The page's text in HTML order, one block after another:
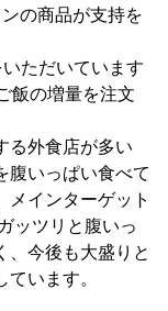
の商品が支持を
ただいています
飯の増量を注文
る外食店が多い
腹いっぱい食べて
メインターゲット
ッツリと腹いっ
、今後も大盛りと
います。